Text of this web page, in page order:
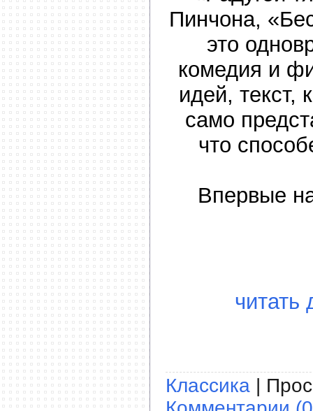
Пинчона,
это
комедия и
идей, текст,
само
что
Впервые
читать
Классика |